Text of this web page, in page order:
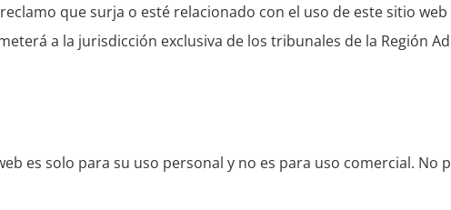
que surja o esté relacionado con el uso de este sitio
a la jurisdicción exclusiva de los tribunales de la Región
es solo para su uso personal y no es para uso comercial. No